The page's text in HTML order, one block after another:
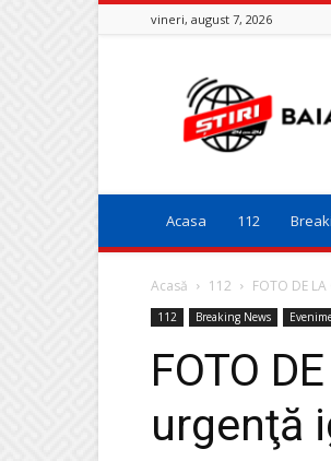
vineri, august 7, 2026
Baia
Mare
24
Acasa 112
Acasă 112 FOTO DE
112 Breaking News
FOTO
urgenţă